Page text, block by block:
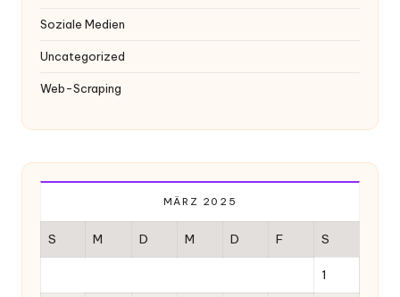
Soziale Medien
Uncategorized
Web-Scraping
MÄRZ 2025
S M D M D F S
1